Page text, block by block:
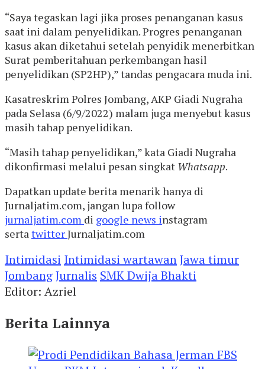
“Saya tegaskan lagi jika proses penanganan kasus
saat ini dalam penyelidikan. Progres penanganan
kasus akan diketahui setelah penyidik menerbitkan
Surat pemberitahuan perkembangan hasil
penyelidikan (SP2HP),” tandas pengacara muda ini.
Kasatreskrim Polres Jombang, AKP Giadi Nugraha
pada Selasa (6/9/2022) malam juga menyebut kasus
masih tahap penyelidikan.
“Masih tahap penyelidikan,” kata Giadi Nugraha
dikonfirmasi melalui pesan singkat Whatsapp.
Dapatkan update berita menarik hanya di
Jurnaljatim.com, jangan lupa follow
jurnaljatim.com di google news instagram
serta twitterJurnaljatim.com
Intimidasi Intimidasi wartawanJawa timur
JombangJurnalis SMK Dwija Bhakti
Editor: Azriel
Berita Lainnya